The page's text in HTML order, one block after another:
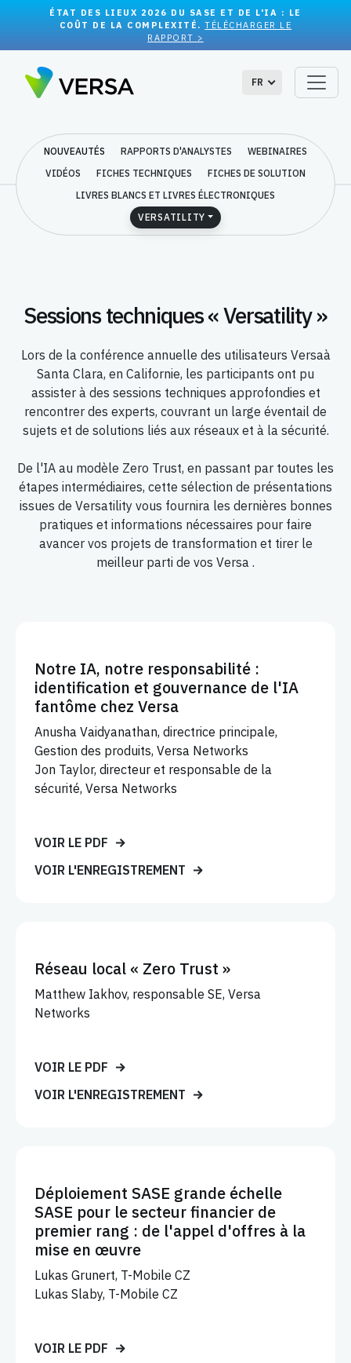
ÉTAT DES LIEUX 2026 DU SASE ET DE L'IA : LE
COÛT DE LA COMPLEXITÉ.TÉLÉCHARGER LE
RAPPORT >
FR
NOUVEAUTÉS RAPPORTS D'ANALYSTES
WEBINAIRES
VIDÉOS
FICHES TECHNIQUES
FICHES DE SOLUTION
LIVRES BLANCS ET LIVRES ÉLECTRONIQUES
VERSATILITY
Sessions techniques « Versatility »
Lors de la conférence annuelle des utilisateurs Versaà
Santa Clara, en Californie, les participants ont pu
assister à des sessions techniques approfondies et
rencontrer des experts, couvrant un large éventail de
sujets et de solutions liés aux réseaux et à la sécurité.
De l'IA au modèle Zero Trust, en passant par toutes les
étapes intermédiaires, cette sélection de présentations
issues de Versatility vous fournira les dernières bonnes
pratiques et informations nécessaires pour faire
avancer vos projets de transformation et tirer le
meilleur parti de vos Versa .
Notre IA, notre responsabilité :
identification et gouvernance de l'IA
fantôme chez Versa
Anusha Vaidyanathan, directrice principale,
Gestion des produits, Versa Networks
Jon Taylor, directeur et responsable de la
sécurité, Versa Networks
VOIR LE PDF
VOIR L'ENREGISTREMENT
Réseau local « Zero Trust »
Matthew Iakhov, responsable SE, Versa
Networks
VOIR LE PDF
VOIR L'ENREGISTREMENT
Déploiement SASE grande échelle
SASE pour le secteur financier de
premier rang : de l'appel d'offres à la
mise en œuvre
Lukas Grunert, T-Mobile CZ
Lukas Slaby, T-Mobile CZ
VOIR LE PDF